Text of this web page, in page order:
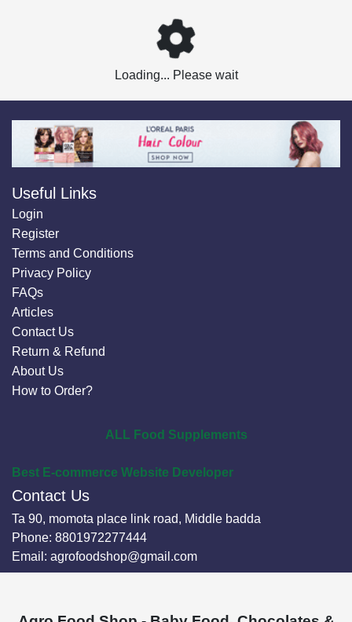
Loading... Please wait
Useful Links
Login
Register
Terms and Conditions
Privacy Policy
FAQs
Articles
Contact Us
Return & Refund
About Us
How to Order?
ALL Food Supplements
Best E-commerce Website Developer
Contact Us
Ta 90, momota place link road, Middle badda
Phone: 8801972277444
Email: agrofoodshop@gmail.com